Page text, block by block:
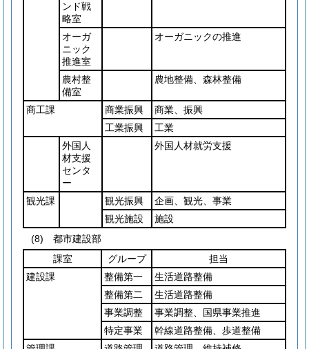
ンド戦
略室
オーガ
ニック
推進室
オーガニックの推進
農村整
備室
農地整備、森林整備
商工課 商業振興
商業、振興
工業振興
工業
外国人
材支援
センタ
ー
外国人材就労支援
観光課 観光振興
企画、観光、事業
観光施設
施設
(8)
都市建設部
課室
グループ
担当
建設課
整備第一
生活道路整備
整備第二
生活道路整備
事業調整
事業調整、国県事業推進
特定事業
幹線道路整備、歩道整備